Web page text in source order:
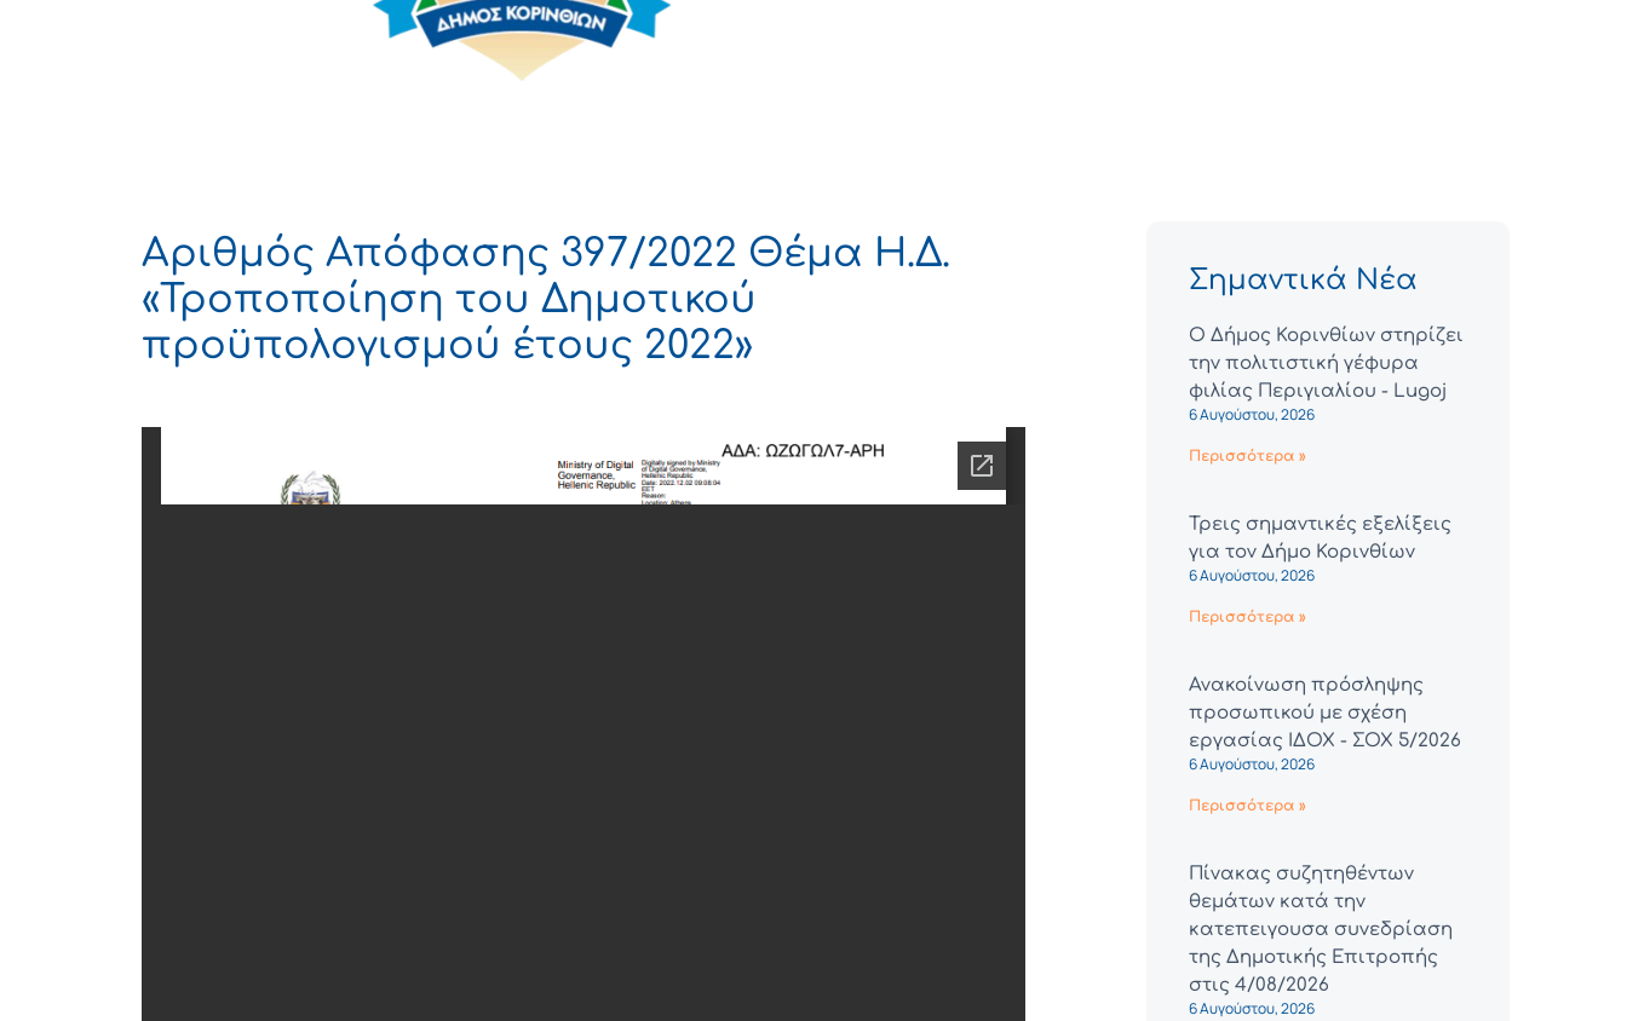
Αριθμός Απόφασης 397/2022 Θέμα Η.Δ.
«Τροποποίηση του Δημοτικού
προϋπολογισμού έτους 2022»
Σημαντικά Νέα
Ο Δήμος Κορινθίων στηρίζει
την πολιτιστική γέφυρα
φιλίας Περιγιαλίου - Lugoj
6 Αυγούστου, 2026
Περισσότερα »
Τρεις σημαντικές εξελίξεις
για τον Δήμο Κορινθίων
6 Αυγούστου, 2026
Περισσότερα »
Ανακοίνωση πρόσληψης
προσωπικού με σχέση
εργασίας ΙΔΟΧ - ΣΟΧ 5/2026
6 Αυγούστου, 2026
Περισσότερα »
Πίνακας συζητηθέντων
θεμάτων κατά την
κατεπειγουσα συνεδρίαση
της Δημοτικής Επιτροπής
στις 4/08/2026
6 Αυγούστου, 2026